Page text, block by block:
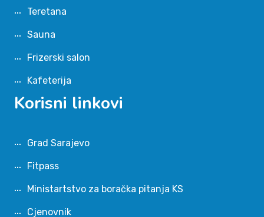
Teretana
Sauna
Frizerski salon
Kafeterija
Korisni linkovi
Grad Sarajevo
Fitpass
Ministartstvo za boračka pitanja KS
Cjenovnik